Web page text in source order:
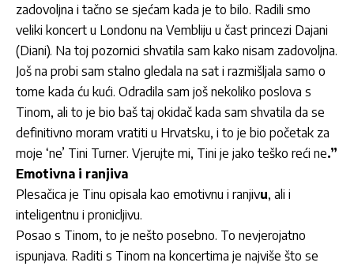
zadovoljna i tačno se sjećam kada je to bilo. Radili smo
veliki koncert u Londonu na Vembliju u čast princezi Dajani
(Diani). Na toj pozornici shvatila sam kako nisam zadovoljna.
Još na probi sam stalno gledala na sat i razmišljala samo o
tome kada ću kući. Odradila sam još nekoliko poslova s
Tinom, ali to je bio baš taj okidač kada sam shvatila da se
definitivno moram vratiti u Hrvatsku, i to je bio početak za
moje ‘ne’ Tini Turner. Vjerujte mi, Tini je jako teško reći ne.”
Emotivna i ranjiva
Plesačica je Tinu opisala kao emotivnu i ranjivu, ali i
inteligentnu i pronicljivu.
Posao s Tinom, to je nešto posebno. To nevjerojatno
ispunjava. Raditi s Tinom na koncertima je najviše što se